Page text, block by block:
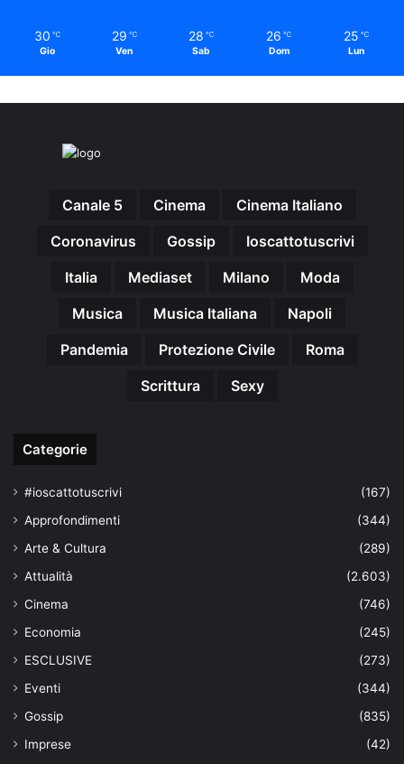
30 ℃
Gio
29 ℃
Ven
28 ℃
Sab
26 ℃
Dom
25 ℃
Lun
Canale 5 Cinema
Cinema Italiano
Coronavirus
Gossip
Ioscattotuscrivi
Italia
Mediaset Milano
Moda
Musica
Musica Italiana
Napoli
Pandemia
Protezione Civile
Roma
Scrittura
Sexy
Categorie
#ioscattotuscrivi
(167)
Approfondimenti
(344)
Arte & Cultura
(289)
Attualità
(2.603)
Cinema
(746)
Economia
(245)
ESCLUSIVE
(273)
Eventi
(344)
Gossip
(835)
Imprese
(42)